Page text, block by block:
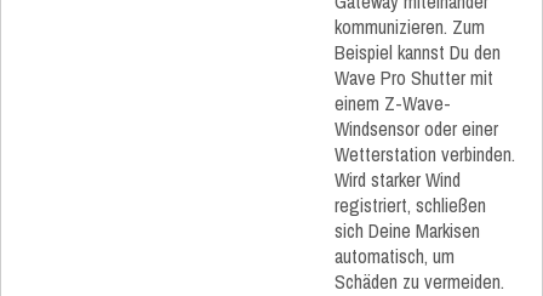
kommunizieren. Zum
Beispiel kannst Du den
Wave Pro Shutter mit
einem Z-Wave-
Windsensor oder einer
Wetterstation verbinden.
Wird starker Wind
registriert, schließen
sich Deine Markisen
automatisch, um
Schäden zu vermeiden.